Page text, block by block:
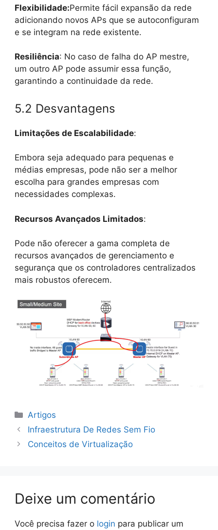
Flexibilidade:Permite fácil expansão da rede
adicionando novos APs que se autoconfiguram
e se integram na rede existente.
Resiliência: No caso de falha do AP mestre,
um outro AP pode assumir essa função,
garantindo a continuidade da rede.
5.2 Desvantagens
Limitações de Escalabilidade:
Embora seja adequado para pequenas e
médias empresas, pode não ser a melhor
escolha para grandes empresas com
necessidades complexas.
Recursos Avançados Limitados:
Pode não oferecer a gama completa de
recursos avançados de gerenciamento e
segurança que os controladores centralizados
mais robustos oferecem.
Categorias
Artigos
Infraestrutura De Redes Sem Fio
Conceitos de Virtualização
Deixe um comentário
Você precisa fazer o login para publicar um